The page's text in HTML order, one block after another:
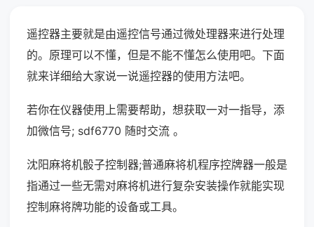
遥控器主要就是由遥控信号通过微处理器来进行处理
的。原理可以不懂，但是不能不懂怎么使用吧。下面
就来详细给大家说一说遥控器的使用方法吧。
若你在仪器使用上需要帮助，想获取一对一指导，添
加微信号; sdf6770 随时交流 。
沈阳麻将机骰子控制器;普通麻将机程序控牌器一般是
指通过一些无需对麻将机进行复杂安装操作就能实现
控制麻将牌功能的设备或工具。